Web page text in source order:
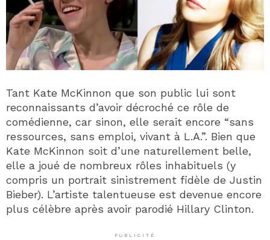
Tant Kate McKinnon que son public lui sont
reconnaissants d’avoir décroché ce rôle de
comédienne, car sinon, elle serait encore “sans
ressources, sans emploi, vivant à L.A.”. Bien que
Kate McKinnon soit d’une naturellement belle,
elle a joué de nombreux rôles inhabituels (y
compris un portrait sinistrement fidèle de Justin
Bieber). L’artiste talentueuse est devenue encore
plus célèbre après avoir parodié Hillary Clinton.
PUBLICITÉ